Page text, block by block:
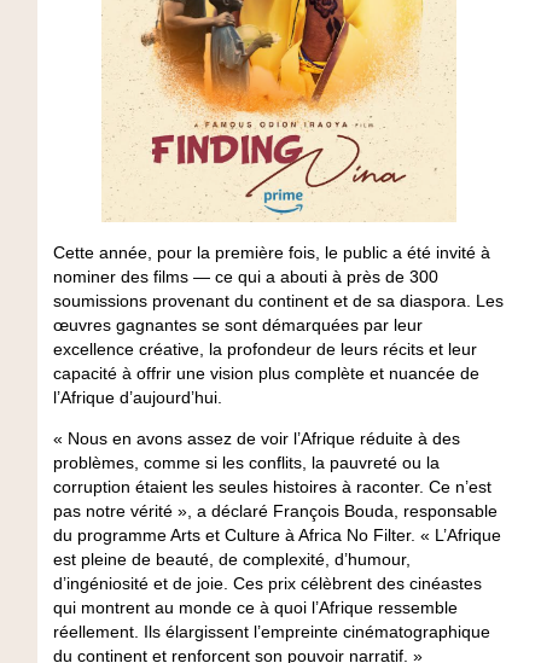
Cette année, pour la première fois, le public a été invité à
nominer des films — ce qui a abouti à près de 300
soumissions provenant du continent et de sa diaspora. Les
œuvres gagnantes se sont démarquées par leur
excellence créative, la profondeur de leurs récits et leur
capacité à offrir une vision plus complète et nuancée de
l’Afrique d’aujourd’hui.
« Nous en avons assez de voir l’Afrique réduite à des
problèmes, comme si les conflits, la pauvreté ou la
corruption étaient les seules histoires à raconter. Ce n’est
pas notre vérité », a déclaré François Bouda, responsable
du programme Arts et Culture à Africa No Filter. « L’Afrique
est pleine de beauté, de complexité, d’humour,
d’ingéniosité et de joie. Ces prix célèbrent des cinéastes
qui montrent au monde ce à quoi l’Afrique ressemble
réellement. Ils élargissent l’empreinte cinématographique
du continent et renforcent son pouvoir narratif. »